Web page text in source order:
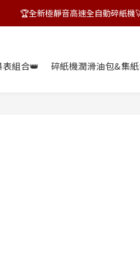
飛力士狂HIGH季~
🏆全新極靜音高速全自動碎紙
表組合👑 碎紙機潤滑油包&集